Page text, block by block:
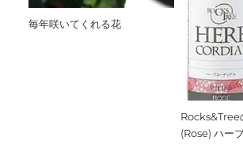
毎年咲いてくれる花
(Rose) ハー